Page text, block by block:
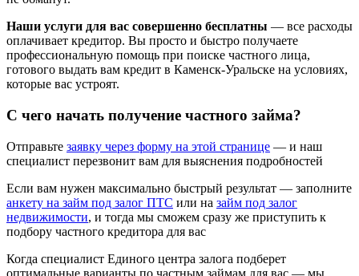
Наши услуги для вас совершенно бесплатны — все расходы
оплачивает кредитор. Вы просто и быстро получаете
профессиональную помощь при поиске частного лица,
готового выдать вам кредит в Каменск-Уральске на условиях,
которые вас устроят.
С чего начать получение частного займа?
Отправьте заявку через форму на этой странице — и наш
специалист перезвонит вам для выяснения подробностей
Если вам нужен максимально быстрый результат — заполните
анкету на займ под залог ПТС или на займ под залог
недвижимости, и тогда мы сможем сразу же приступить к
подбору частного кредитора для вас
Когда специалист Единого центра залога подберет
оптимальные варианты по частным займам для вас — мы